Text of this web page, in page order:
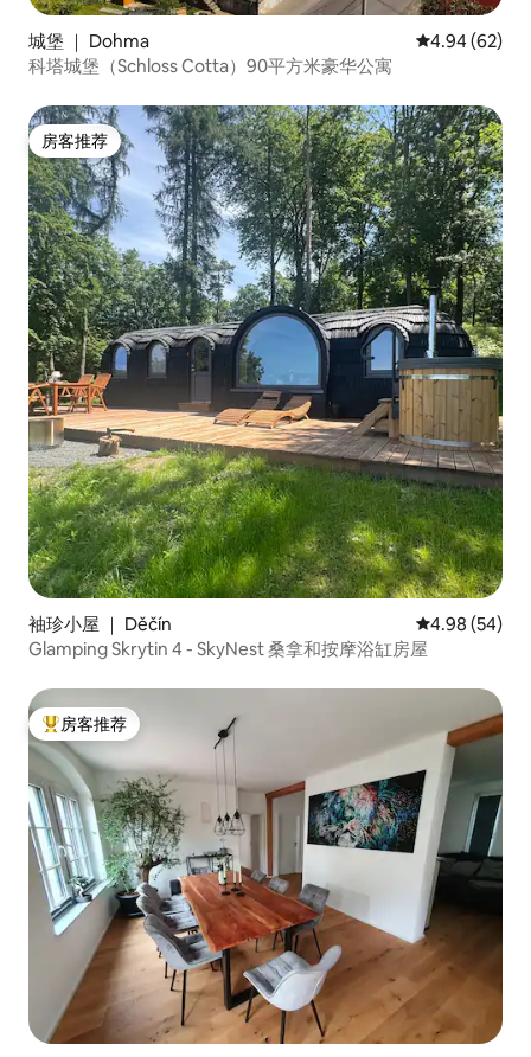
城堡 ｜ Dohma 平均评分 4.94
4.94 (62)
科塔城堡（Schloss Cotta）90平方米豪华公寓
房客推荐
房客推荐
袖珍小屋 ｜ Děčín 平均评分 4.98
4.98 (54)
Glamping Skrytin 4 - SkyNest 桑拿和按摩浴缸房屋
热门「房客推荐」
房客推荐